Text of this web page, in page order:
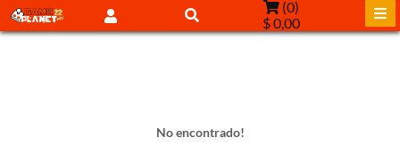
(0)
$ 0,00
No encontrado!